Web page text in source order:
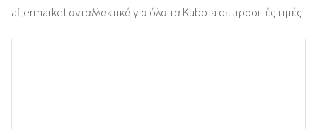
aftermarket ανταλλακτικά για όλα τα Kubota σε προσιτές τιμές.